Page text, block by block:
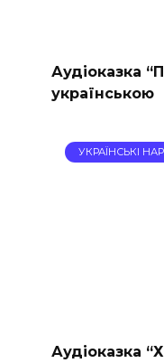
Аудіоказка
українською
УКРАЇНСЬКІ
Аудіоказка